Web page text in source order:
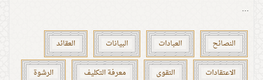
...
النصائح العبادات البيانات العقائد
الاعتقادات التقوى معرفة التكليف الرشوة